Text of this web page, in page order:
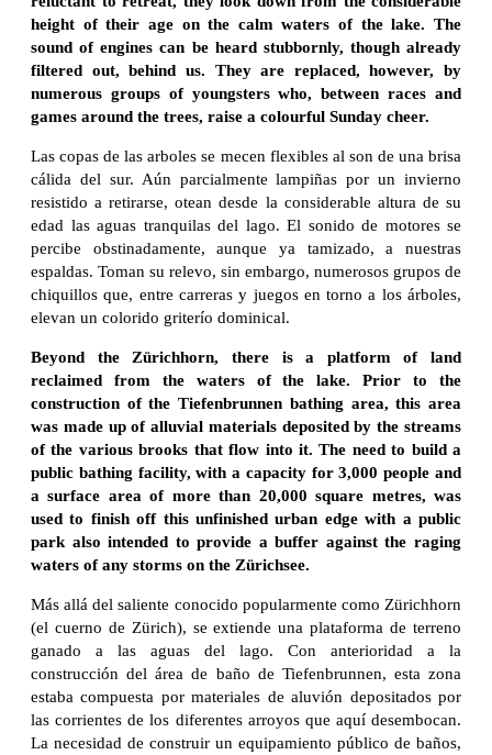
height of their age on the calm waters of the lake. The
sound of engines can be heard stubbornly, though already
filtered out, behind us. They are replaced, however, by
numerous groups of youngsters who, between races and
games around the trees, raise a colourful Sunday cheer.
Las copas de las arboles se mecen flexibles al son de una brisa
cálida del sur. Aún parcialmente lampiñas por un invierno
resistido a retirarse, otean desde la considerable altura de su
edad las aguas tranquilas del lago. El sonido de motores se
percibe obstinadamente, aunque ya tamizado, a nuestras
espaldas. Toman su relevo, sin embargo, numerosos grupos de
chiquillos que, entre carreras y juegos en torno a los árboles,
elevan un colorido griterío dominical.
Beyond the Zürichhorn, there is a platform of land
reclaimed from the waters of the lake. Prior to the
construction of the Tiefenbrunnen bathing area, this area
was made up of alluvial materials deposited by the streams
of the various brooks that flow into it. The need to build a
public bathing facility, with a capacity for 3,000 people and
a surface area of more than 20,000 square metres, was
used to finish off this unfinished urban edge with a public
park also intended to provide a buffer against the raging
waters of any storms on the Zürichsee.
Más allá del saliente conocido popularmente como Zürichhorn
(el cuerno de Zürich), se extiende una plataforma de terreno
ganado a las aguas del lago. Con anterioridad a la
construcción del área de baño de Tiefenbrunnen, esta zona
estaba compuesta por materiales de aluvión depositados por
las corrientes de los diferentes arroyos que aquí desembocan.
La necesidad de construir un equipamiento público de baños,